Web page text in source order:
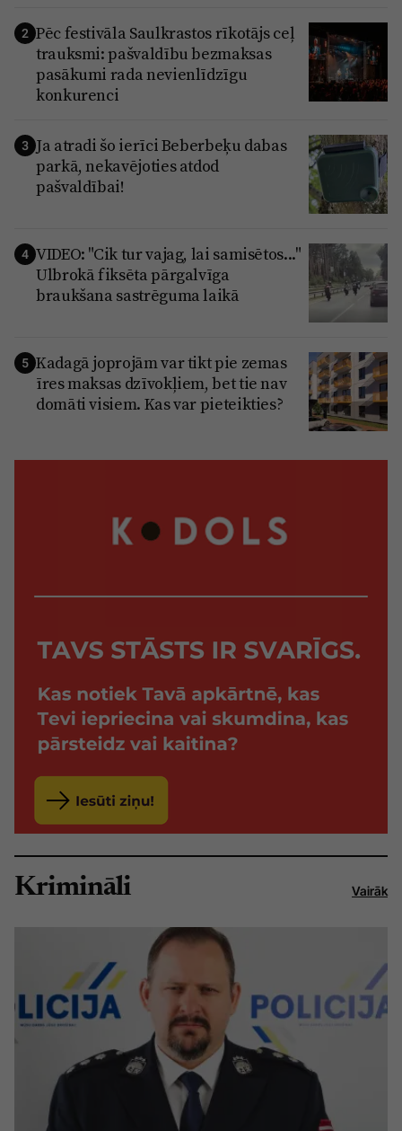
2 Pēc festivāla Saulkrastos rīkotājs ceļ
trauksmi: pašvaldību bezmaksas
pasākumi rada nevienlīdzīgu
konkurenci
3 Ja atradi šo ierīci Beberbeķu dabas
parkā, nekavējoties atdod
pašvaldībai!
4 VIDEO: "Cik tur vajag, lai samisētos..."
Ulbrokā fiksēta pārgalvīga
braukšana sastrēguma laikā
5 Kadagā joprojām var tikt pie zemas
īres maksas dzīvokļiem, bet tie nav
domāti visiem. Kas var pieteikties?
Krimināli Vairāk